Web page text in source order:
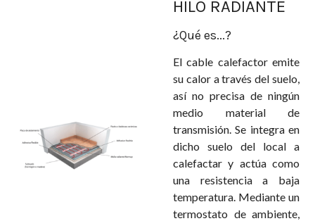
HILO RADIANTE
¿Qué es...?
El cable calefactor emite
su calor a través del suelo,
así no precisa de ningún
medio material de
transmisión. Se integra en
dicho suelo del local a
calefactar y actúa como
una resistencia a baja
temperatura. Mediante un
termostato de ambiente,